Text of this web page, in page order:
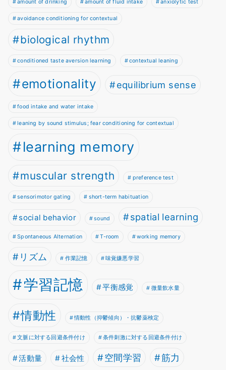
amount of drinking amount of fluid intake anxiolytic test
avoidance conditioning for contextual
biological rhythm
conditioned taste aversion learning contextual leaning
emotionality equilibrium sense
food intake and water intake
leaning by sound stimulus; fear conditioning for contextual
learning memory
muscular strength preference test
sensorimotor gating short-term habituation
social behavior sound spatial learning
Spontaneous Alternation T-room working memory
リズム 作業記憶 味覚嫌悪学習
学習記憶 平衡感覚 微量飲水量
情動性 情動性（抑鬱傾向）・抗鬱薬検定
文脈に対する回避条件付け 条件刺激に対する回避条件付け
活動量 社会性 空間学習 筋力